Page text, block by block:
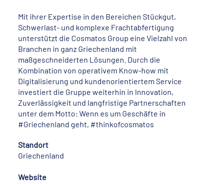
Mit ihrer Expertise in den Bereichen Stückgut,
Schwerlast- und komplexe Frachtabfertigung
unterstützt die Cosmatos Group eine Vielzahl von
Branchen in ganz Griechenland mit
maßgeschneiderten Lösungen. Durch die
Kombination von operativem Know-how mit
Digitalisierung und kundenorientiertem Service
investiert die Gruppe weiterhin in Innovation,
Zuverlässigkeit und langfristige Partnerschaften
unter dem Motto: Wenn es um Geschäfte in
#Griechenland geht, #thinkofcosmatos
Standort
Griechenland
Website